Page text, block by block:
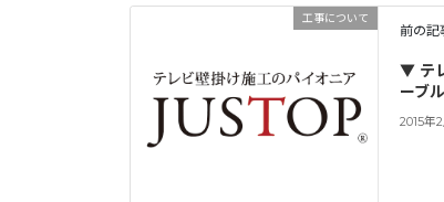
工事について
前の記
▼ テ
ーブ
2015年